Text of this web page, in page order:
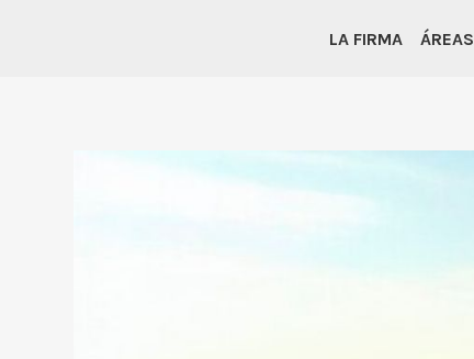
LA FIRMA ÁREAS